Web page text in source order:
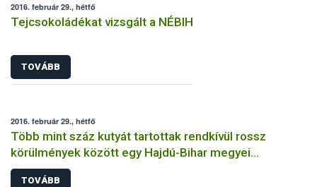
2016. február 29., hétfő
Tejcsokoládékat vizsgált a NÉBIH
TOVÁBB
2016. február 29., hétfő
Több mint száz kutyát tartottak rendkívül rossz
körülmények között egy Hajdú-Bihar megyei
tenyészetben
TOVÁBB